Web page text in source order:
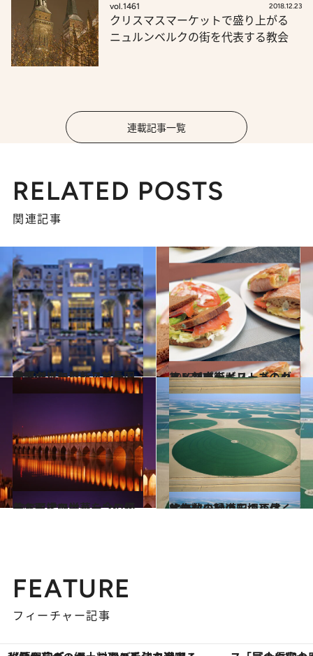
vol.1461 2018.12.23
クリスマスマーケットで盛り上がる
ニュルンベルクの街を代表する教会
連載記事一覧
RELATED POSTS
関連記事
2012.8.23
中東のゴージャス首長国アブダビに最新リゾート登場
旅＆お出かけ 2013.4.2
フレンチテイストあふれる 新市街ギリーズのグルメスポット
旅＆お出かけ
2013.10.15
ペルシアの栄華を今に伝えるイスファハーンの優美な石橋
旅＆お出かけ 2013.10.2
サウジの砂漠を埋め尽くす無数の緑の円の正体は？
旅＆お出かけ
FEATURE
フィーチャー記事